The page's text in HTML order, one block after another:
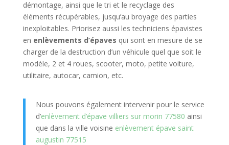
démontage, ainsi que le tri et le recyclage des
éléments récupérables, jusqu’au broyage des parties
inexploitables. Priorisez aussi les techniciens épavistes
en enlèvements d’épaves qui sont en mesure de se
charger de la destruction d’un véhicule quel que soit le
modèle, 2 et 4 roues, scooter, moto, petite voiture,
utilitaire, autocar, camion, etc.
Nous pouvons également intervenir pour le service
d’enlèvement d’épave villiers sur morin 77580 ainsi
que dans la ville voisine enlèvement épave saint
augustin 77515